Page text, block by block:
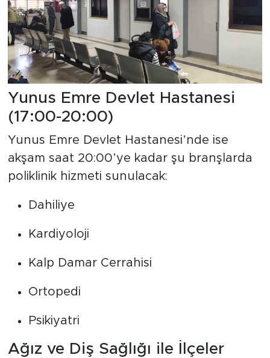
Yunus Emre Devlet Hastanesi
(17:00-20:00)
Yunus Emre Devlet Hastanesi’nde ise
akşam saat 20:00’ye kadar şu branşlarda
poliklinik hizmeti sunulacak:
Dahiliye
Kardiyoloji
Kalp Damar Cerrahisi
Ortopedi
Psikiyatri
Ağız ve Diş Sağlığı ile İlçeler